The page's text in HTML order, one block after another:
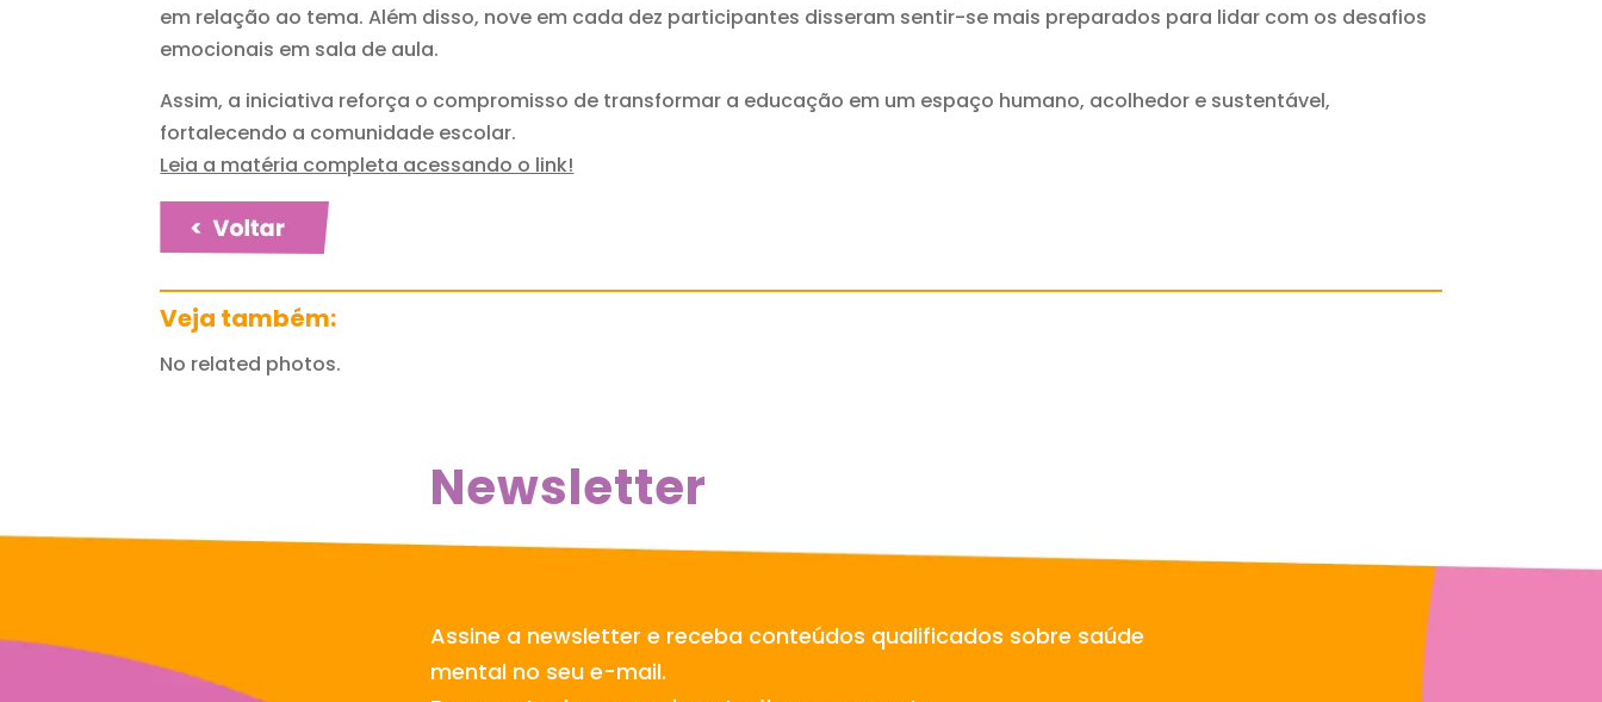
em relação ao tema. Além disso, nove em cada dez participantes disseram sentir-se mais preparados para lidar com os desafios
emocionais em sala de aula.
Assim, a iniciativa reforça o compromisso de transformar a educação em um espaço humano, acolhedor e sustentável,
fortalecendo a comunidade escolar.
Leia a matéria completa acessando o link!
Veja também:
No related photos.
Newsletter
Assine a newsletter e receba conteúdos qualificados sobre saúde
mental no seu e-mail.